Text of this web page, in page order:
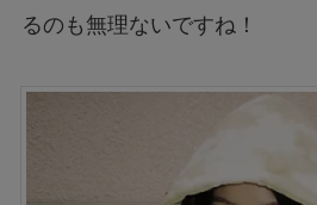
るのも無理ないですね！